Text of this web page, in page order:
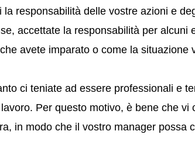
responsabilità delle vostre azioni e
accettate la responsabilità per alcuni
avete imparato o come la situazione
ci teniate ad essere professionali e
Per questo motivo, è bene che vi
in modo che il vostro manager possa